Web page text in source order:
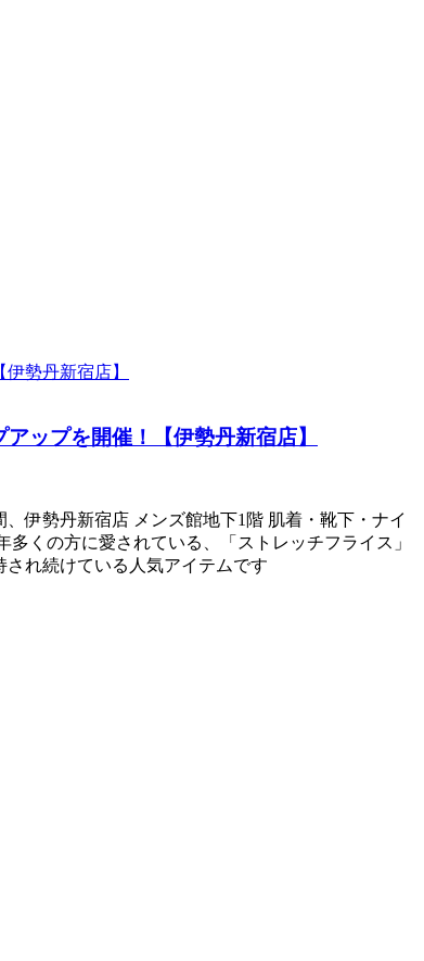
ップを開催！【伊勢丹新宿店】
伊勢丹新宿店 メンズ館地下1階 肌着・靴下・ナイ
くの方に愛されている、「ストレッチフライス」
れ続けている人気アイテムです